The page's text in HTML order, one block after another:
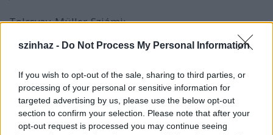
szinhaz - Do Not Process My Personal Information
If you wish to opt-out of the sale, sharing to third parties, or
processing of your personal or sensitive information for
targeted advertising by us, please use the below opt-out
section to confirm your selection. Please note that after your
opt-out request is processed you may continue seeing
Tolcsvay-Müller-Sziámi:
musical Dickens:Karácsonyi énekcímű műve
Szereposztás:
Scrooge: Korognai Károly
Marley: Kőrösi CsabaPetőfi-díjas
Cratchit:Keresztes GáborPetőfi-díjas